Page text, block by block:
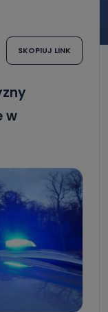
SKOPIUJ LINK
w